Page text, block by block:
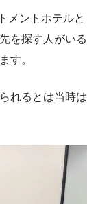
メントホテルと
を探す人がいる
す。
れるとは当時は